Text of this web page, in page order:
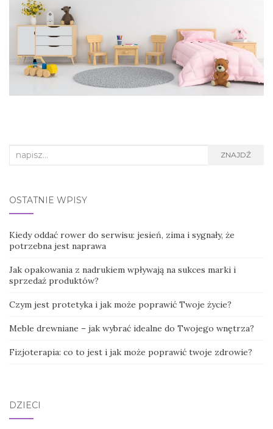
Search
ZNAJDŹ
OSTATNIE WPISY
Kiedy oddać rower do serwisu: jesień, zima i sygnały, że
potrzebna jest naprawa
Jak opakowania z nadrukiem wpływają na sukces marki i
sprzedaż produktów?
Czym jest protetyka i jak może poprawić Twoje życie?
Meble drewniane – jak wybrać idealne do Twojego wnętrza?
Fizjoterapia: co to jest i jak może poprawić twoje zdrowie?
DZIECI